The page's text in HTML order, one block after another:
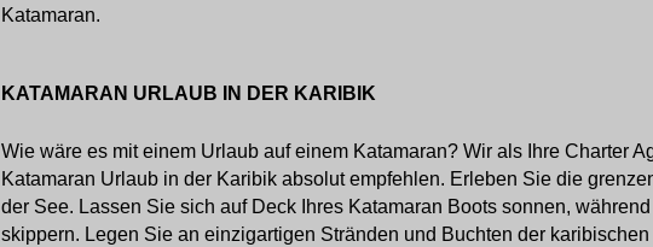
Katamaran.
KATAMARAN URLAUB IN DER KARIBIK
Wie wäre es mit einem Urlaub auf einem Katamaran? Wir als Ihre Charter
Katamaran Urlaub in der Karibik absolut empfehlen. Erleben Sie die
der See. Lassen Sie sich auf Deck Ihres Katamaran Boots sonnen,
skippern. Legen Sie an einzigartigen Stränden und Buchten der